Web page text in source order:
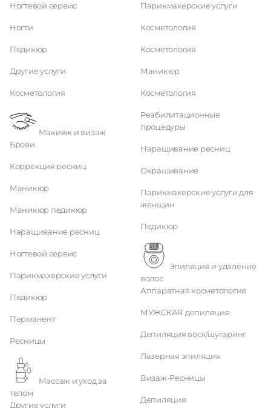
Ногтевой сервис
Ногти
Педикюр
Другие услуги
Косметология
Макияж и визаж
Брови
Коррекция ресниц
Маникюр
Маникюр педикюр
Наращивание ресниц
Ногтевой сервис
Парикмахерские услуги
Педикюр
Перманент
Ресницы
телом
Другие услуги
Парикмахерские услуги
Косметология
Косметология
Маникюр
Косметология
Реабилитационные
процедуры
Наращивание ресниц
Окрашивание
Парикмахерские услуги для
женщин
Педикюр
волос
Аппаратная косметология
МУЖСКАЯ депиляция
Депиляция воск/шугаринг
Лазерная эпиляция
Визаж-Ресницы
Депиляция